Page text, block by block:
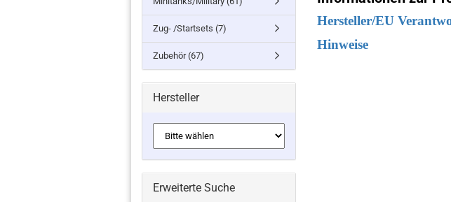
Hersteller/EU
Hinweise
Zug- /Startsets (7)
Zubehör (67)
Hersteller
Erweiterte Suche